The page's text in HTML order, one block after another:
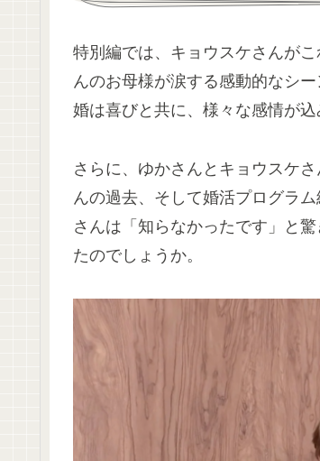
特別編では、キョウスケさんが
んのお母様が涙する感動的なシ
婚は喜びと共に、様々な感情が込
さらに、ゆかさんとキョウスケ
んの過去、そして婚活プログラ
さんは「知らなかったです」と
たのでしょうか。